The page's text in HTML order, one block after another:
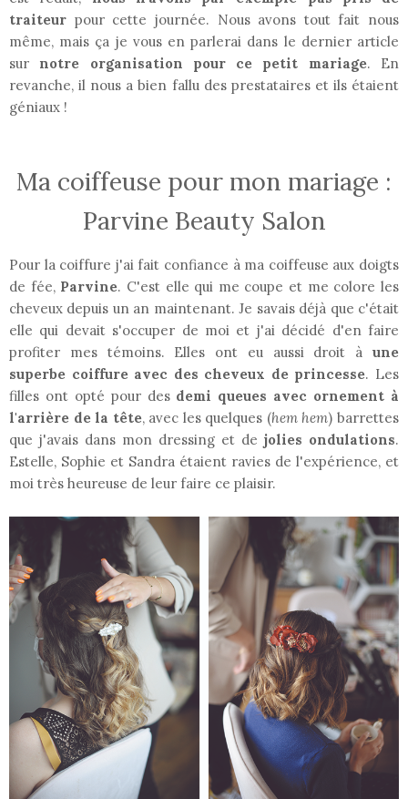
traiteur pour cette journée. Nous avons tout fait nous
même, mais ça je vous en parlerai dans le dernier article
sur notre organisation pour ce petit mariage. En
revanche, il nous a bien fallu des prestataires et ils étaient
géniaux !
Ma coiffeuse pour mon mariage :
Parvine Beauty Salon
Pour la coiffure j'ai fait confiance à ma coiffeuse aux doigts
de fée, Parvine. C'est elle qui me coupe et me colore les
cheveux depuis un an maintenant. Je savais déjà que c'était
elle qui devait s'occuper de moi et j'ai décidé d'en faire
profiter mes témoins. Elles ont eu aussi droit à une
superbe coiffure avec des cheveux de princesse. Les
filles ont opté pour des demi queues avec ornement à
l'arrière de la tête, avec les quelques (hem hem) barrettes
que j'avais dans mon dressing et de jolies ondulations.
Estelle, Sophie et Sandra étaient ravies de l'expérience, et
moi très heureuse de leur faire ce plaisir.